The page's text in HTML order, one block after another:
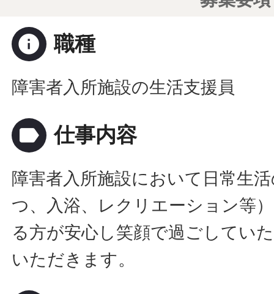
info 職種
障害者入所施設の生活支援員
label 仕事内容
障害者入所施設において日常生
つ、入浴、レクリエーション等
る方が安心し笑顔で過ごしてい
いただきます。